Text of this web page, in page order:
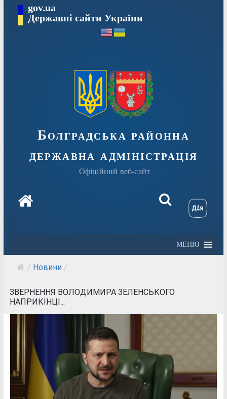
Перейтиgov.ua
Державні сайти України
Болградська районна
державна адміністрація
Офіційний веб-сайт
МЕНЮ
/ Новини /
ЗВЕРНЕННЯ ВОЛОДИМИРА ЗЕЛЕНСЬКОГО
НАПРИКІНЦІ...